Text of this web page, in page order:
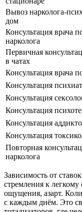
Вывоз нарколога-
дом
Консультация врача
нарколога
Первичная
в чатах
Консультация врача
Консультация
Консультация
Консультация
Консультация
Консультация
Повторная
нарколога
Зависимость от
стремления к
ощущения, азарт.
с каждым днём. Это